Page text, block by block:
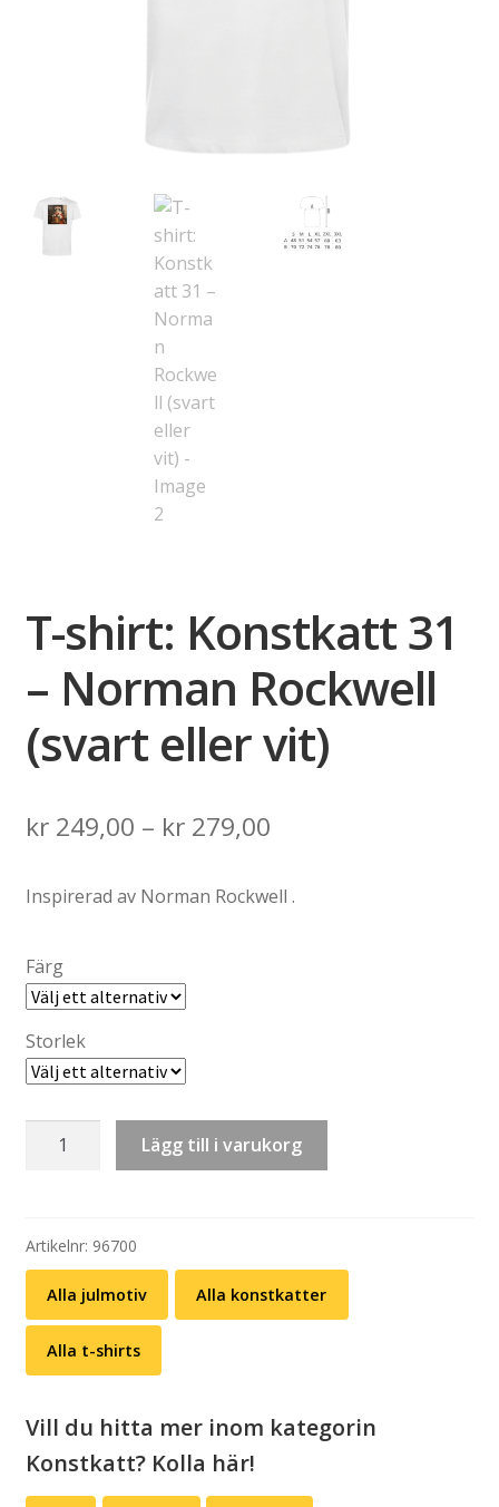
T-shirt: Konstkatt 31
– Norman Rockwell
(svart eller vit)
kr249,00 – kr279,00Price
kr 249,00
Inspirerad av Norman Rockwell .
Färg
Storlek
–
Norman
Rockwell
(svart
eller
vit)
Lägg till i varukorg
Artikelnr: 96700
Alla julmotiv Alla konstkatter
Alla t-shirts
Vill du hitta mer inom kategorin
Konstkatt? Kolla här!